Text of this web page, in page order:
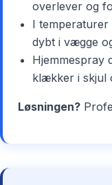
overlever og
I
dybt i vægge
Hjemmespray
klækker i skjul
Løsningen?